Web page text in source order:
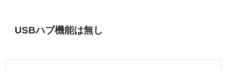
USBハブ機能は無し